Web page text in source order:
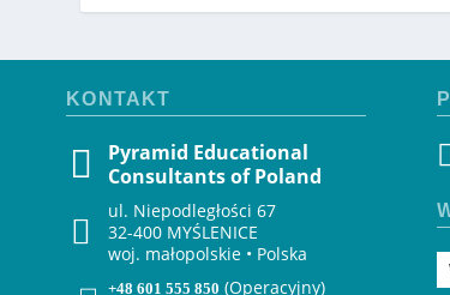
KONTAKT
Pyramid Educational
Consultants of Poland
ul. Niepodległości 67
32-400 MYŚLENICE
woj. małopolskie • Polska
+48 601 555 850 (Operacyjny)